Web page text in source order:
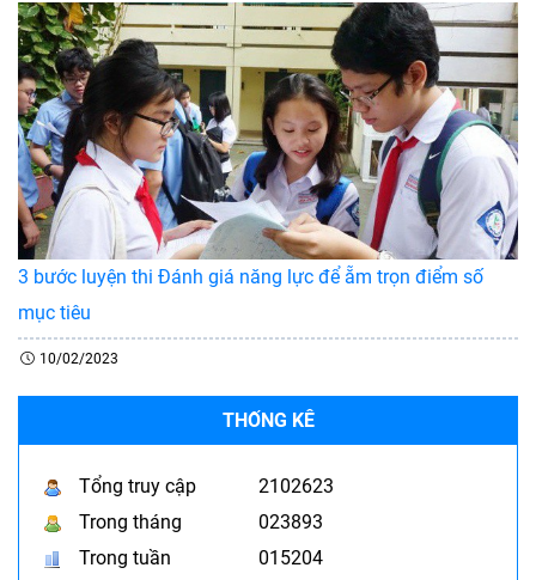
3 bước luyện thi Đánh giá năng lực để ẵm trọn điểm số
mục tiêu
10/02/2023
THỐNG KÊ
Tổng truy cập
2102623
Trong tháng
023893
Trong tuần
015204